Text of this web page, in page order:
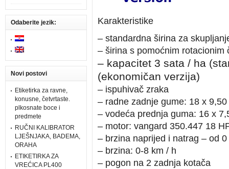
Odaberite jezik:
Novi postovi
Etiketirka za ravne,
konusne, četvrtaste.
plkosnate boce i
predmete
RUČNI KALIBRATOR
LJEŠNJAKA, BADEMA,
ORAHA
ETIKETIRKA ZA
VREĆICA PL400
Karakteristike
– standardna širina za
– širina s pomoćnim
– kapacitet 3 sata / ha
(ekonomičan verzija)
– ispuhivač zraka
– radne zadnje gume: 18 x 9,50
– vodeća prednja guma: 16 x
– motor: vangard 350.447 18
– brzina naprijed i natrag – od
– brzina: 0-8 km / h
– pogon na 2 zadnja kotača